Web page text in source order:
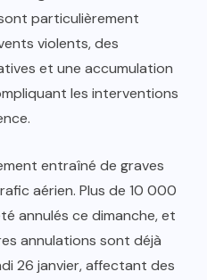
particulièrement
violents, des
et une accumulation
les interventions
entraîné de graves
aérien. Plus de 10 000
annulés ce dimanche, et
annulations sont déjà
26 janvier, affectant des